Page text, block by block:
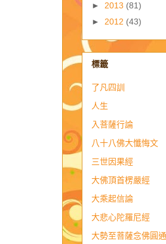
► 2013 (81)
► 2012 (43)
標籤
了凡四訓
人生
入菩薩行論
八十八佛大懺悔文
三世因果經
大佛頂首楞嚴經
大乘起信論
大悲心陀羅尼經
大勢至菩薩念佛圓